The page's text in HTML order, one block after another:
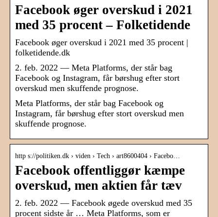
Facebook øger overskud i 2021
med 35 procent – Folketidende
Facebook øger overskud i 2021 med 35 procent |
folketidende.dk
2. feb. 2022 — Meta Platforms, der står bag
Facebook og Instagram, får børshug efter stort
overskud men skuffende prognose.
Meta Platforms, der står bag Facebook og
Instagram, får børshug efter stort overskud men
skuffende prognose.
http s://politiken.dk › viden › Tech › art8600404 › Facebo…
Facebook offentliggør kæmpe
overskud, men aktien får tæv
2. feb. 2022 — Facebook øgede overskud med 35
procent sidste år … Meta Platforms, som er